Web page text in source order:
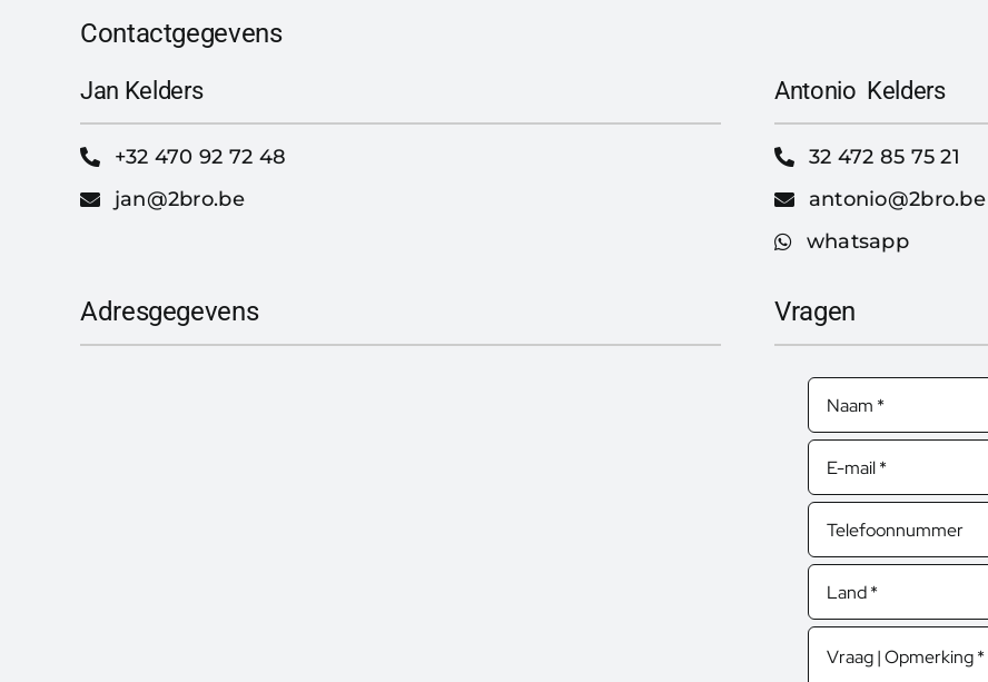
Contactgegevens
Jan Kelders
+32 470 92 72 48
jan@2bro.be
Antonio Kelders
32 472 85 75 21
antonio@2bro.be
whatsapp
Adresgegevens Vragen